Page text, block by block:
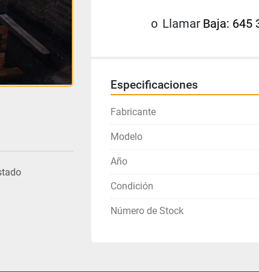
o Llamar Baja: 645
Especificaciones
Fabricante
Modelo
Año
Condición
Número de Stock